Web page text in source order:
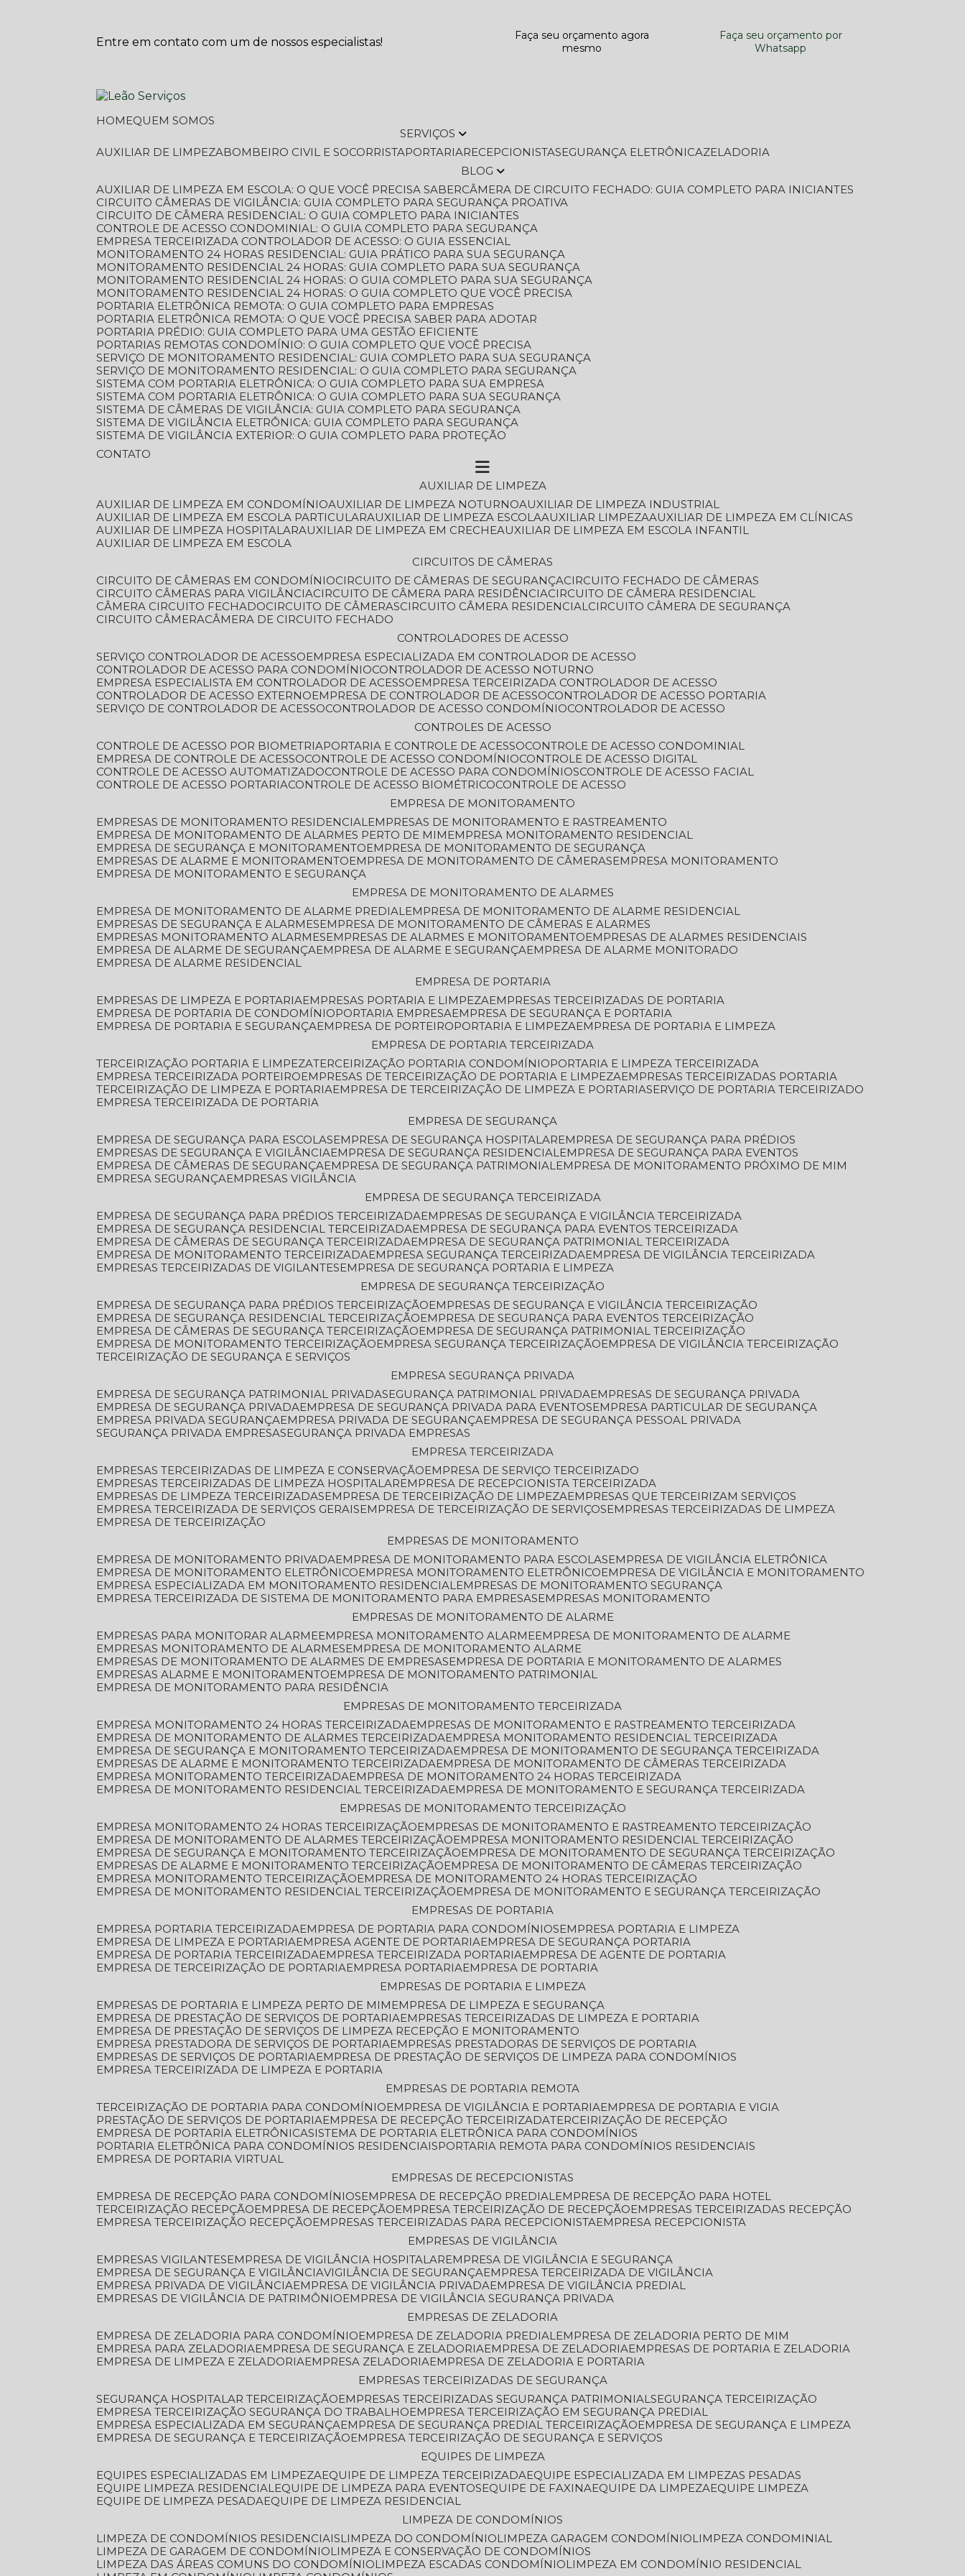
Entre em contato com um de nossos especialistas!
Faça seu orçamento agora
mesmo
Faça seu orçamento por
Whatsapp
HOME
QUEM SOMOS
SERVIÇOS
AUXILIAR DE LIMPEZA
BOMBEIRO CIVIL E SOCORRISTA PORTARIA RECEPCIONISTA SEGURANÇA ELETRÔNICA
ZELADORIA
BLOG
AUXILIAR DE LIMPEZA EM ESCOLA: O QUE VOCÊ PRECISA SABER
CÂMERA DE CIRCUITO FECHADO: GUIA COMPLETO PARA INICIANTES
CIRCUITO CÂMERAS DE VIGILÂNCIA: GUIA COMPLETO PARA SEGURANÇA PROATIVA
CIRCUITO DE CÂMERA RESIDENCIAL: O GUIA COMPLETO PARA INICIANTES
CONTROLE DE ACESSO CONDOMINIAL: O GUIA COMPLETO PARA SEGURANÇA
EMPRESA TERCEIRIZADA CONTROLADOR DE ACESSO: O GUIA ESSENCIAL
MONITORAMENTO 24 HORAS RESIDENCIAL: GUIA PRÁTICO PARA SUA SEGURANÇA
MONITORAMENTO RESIDENCIAL 24 HORAS: GUIA COMPLETO PARA SUA SEGURANÇA
MONITORAMENTO RESIDENCIAL 24 HORAS: O GUIA COMPLETO PARA SUA SEGURANÇA
MONITORAMENTO RESIDENCIAL 24 HORAS: O GUIA COMPLETO QUE VOCÊ PRECISA
PORTARIA ELETRÔNICA REMOTA: O GUIA COMPLETO PARA EMPRESAS
PORTARIA ELETRÔNICA REMOTA: O QUE VOCÊ PRECISA SABER PARA ADOTAR
PORTARIA PRÉDIO: GUIA COMPLETO PARA UMA GESTÃO EFICIENTE
PORTARIAS REMOTAS CONDOMÍNIO: O GUIA COMPLETO QUE VOCÊ PRECISA
SERVIÇO DE MONITORAMENTO RESIDENCIAL: GUIA COMPLETO PARA SUA SEGURANÇA
SERVIÇO DE MONITORAMENTO RESIDENCIAL: O GUIA COMPLETO PARA SEGURANÇA
SISTEMA COM PORTARIA ELETRÔNICA: O GUIA COMPLETO PARA SUA EMPRESA
SISTEMA COM PORTARIA ELETRÔNICA: O GUIA COMPLETO PARA SUA SEGURANÇA
SISTEMA DE CÂMERAS DE VIGILÂNCIA: GUIA COMPLETO PARA SEGURANÇA
SISTEMA DE VIGILÂNCIA ELETRÔNICA: GUIA COMPLETO PARA SEGURANÇA
SISTEMA DE VIGILÂNCIA EXTERIOR: O GUIA COMPLETO PARA PROTEÇÃO
CONTATO
AUXILIAR DE LIMPEZA
AUXILIAR DE LIMPEZA EM CONDOMÍNIO
AUXILIAR DE LIMPEZA NOTURNO
AUXILIAR DE LIMPEZA INDUSTRIAL
AUXILIAR DE LIMPEZA EM ESCOLA PARTICULAR
AUXILIAR DE LIMPEZA ESCOLA AUXILIAR LIMPEZA
AUXILIAR DE LIMPEZA EM CLÍNICAS
AUXILIAR DE LIMPEZA HOSPITALAR
AUXILIAR DE LIMPEZA EM CRECHE
AUXILIAR DE LIMPEZA EM ESCOLA INFANTIL
AUXILIAR DE LIMPEZA EM ESCOLA
CIRCUITOS DE CÂMERAS
CIRCUITO DE CÂMERAS EM CONDOMÍNIO
CIRCUITO DE CÂMERAS DE SEGURANÇA
CIRCUITO FECHADO DE CÂMERAS
CIRCUITO CÂMERAS PARA VIGILÂNCIA
CIRCUITO DE CÂMERA PARA RESIDÊNCIA
CIRCUITO DE CÂMERA RESIDENCIAL
CÂMERA CIRCUITO FECHADO
CIRCUITO DE CÂMERAS CIRCUITO CÂMERA RESIDENCIAL
CIRCUITO CÂMERA DE SEGURANÇA
CIRCUITO CÂMERA
CÂMERA DE CIRCUITO FECHADO
CONTROLADORES DE ACESSO
SERVIÇO CONTROLADOR DE ACESSO
EMPRESA ESPECIALIZADA EM CONTROLADOR DE ACESSO
CONTROLADOR DE ACESSO PARA CONDOMÍNIO
CONTROLADOR DE ACESSO NOTURNO
EMPRESA ESPECIALISTA EM CONTROLADOR DE ACESSO
EMPRESA TERCEIRIZADA CONTROLADOR DE ACESSO
CONTROLADOR DE ACESSO EXTERNO
EMPRESA DE CONTROLADOR DE ACESSO
CONTROLADOR DE ACESSO PORTARIA
SERVIÇO DE CONTROLADOR DE ACESSO
CONTROLADOR DE ACESSO CONDOMÍNIO
CONTROLADOR DE ACESSO
CONTROLES DE ACESSO
CONTROLE DE ACESSO POR BIOMETRIA
PORTARIA E CONTROLE DE ACESSO
CONTROLE DE ACESSO CONDOMINIAL
EMPRESA DE CONTROLE DE ACESSO
CONTROLE DE ACESSO CONDOMÍNIO
CONTROLE DE ACESSO DIGITAL
CONTROLE DE ACESSO AUTOMATIZADO
CONTROLE DE ACESSO PARA CONDOMÍNIOS
CONTROLE DE ACESSO FACIAL
CONTROLE DE ACESSO PORTARIA CONTROLE DE ACESSO BIOMÉTRICO
CONTROLE DE ACESSO
EMPRESA DE MONITORAMENTO
EMPRESAS DE MONITORAMENTO RESIDENCIAL
EMPRESAS DE MONITORAMENTO E RASTREAMENTO
EMPRESA DE MONITORAMENTO DE ALARMES PERTO DE MIM
EMPRESA MONITORAMENTO RESIDENCIAL
EMPRESA DE SEGURANÇA E MONITORAMENTO
EMPRESA DE MONITORAMENTO DE SEGURANÇA
EMPRESAS DE ALARME E MONITORAMENTO
EMPRESA DE MONITORAMENTO DE CÂMERAS
EMPRESA MONITORAMENTO
EMPRESA DE MONITORAMENTO E SEGURANÇA
EMPRESA DE MONITORAMENTO DE ALARMES
EMPRESA DE MONITORAMENTO DE ALARME PREDIAL
EMPRESA DE MONITORAMENTO DE ALARME RESIDENCIAL
EMPRESAS DE SEGURANÇA E ALARMES
EMPRESA DE MONITORAMENTO DE CÂMERAS E ALARMES
EMPRESAS MONITORAMENTO ALARMES
EMPRESAS DE ALARMES E MONITORAMENTO
EMPRESAS DE ALARMES RESIDENCIAIS
EMPRESA DE ALARME DE SEGURANÇA
EMPRESA DE ALARME E SEGURANÇA
EMPRESA DE ALARME MONITORADO
EMPRESA DE ALARME RESIDENCIAL
EMPRESA DE PORTARIA
EMPRESAS DE LIMPEZA E PORTARIA
EMPRESAS PORTARIA E LIMPEZA
EMPRESAS TERCEIRIZADAS DE PORTARIA
EMPRESA DE PORTARIA DE CONDOMÍNIO
PORTARIA EMPRESA
EMPRESA DE SEGURANÇA E PORTARIA
EMPRESA DE PORTARIA E SEGURANÇA
EMPRESA DE PORTEIRO PORTARIA E LIMPEZA
EMPRESA DE PORTARIA E LIMPEZA
EMPRESA DE PORTARIA TERCEIRIZADA
TERCEIRIZAÇÃO PORTARIA E LIMPEZA TERCEIRIZAÇÃO PORTARIA CONDOMÍNIO
PORTARIA E LIMPEZA TERCEIRIZADA
EMPRESA TERCEIRIZADA PORTEIRO
EMPRESAS DE TERCEIRIZAÇÃO DE PORTARIA E LIMPEZA
EMPRESAS TERCEIRIZADAS PORTARIA
TERCEIRIZAÇÃO DE LIMPEZA E PORTARIA
EMPRESA DE TERCEIRIZAÇÃO DE LIMPEZA E PORTARIA SERVIÇO DE PORTARIA TERCEIRIZADO
EMPRESA TERCEIRIZADA DE PORTARIA
EMPRESA DE SEGURANÇA
EMPRESA DE SEGURANÇA PARA ESCOLAS
EMPRESA DE SEGURANÇA HOSPITALAR
EMPRESA DE SEGURANÇA PARA PRÉDIOS
EMPRESAS DE SEGURANÇA E VIGILÂNCIA
EMPRESA DE SEGURANÇA RESIDENCIAL
EMPRESA DE SEGURANÇA PARA EVENTOS
EMPRESA DE CÂMERAS DE SEGURANÇA
EMPRESA DE SEGURANÇA PATRIMONIAL
EMPRESA DE MONITORAMENTO PRÓXIMO DE MIM
EMPRESA SEGURANÇA
EMPRESAS VIGILÂNCIA
EMPRESA DE SEGURANÇA TERCEIRIZADA
EMPRESA DE SEGURANÇA PARA PRÉDIOS TERCEIRIZADA
EMPRESAS DE SEGURANÇA E VIGILÂNCIA TERCEIRIZADA
EMPRESA DE SEGURANÇA RESIDENCIAL TERCEIRIZADA
EMPRESA DE SEGURANÇA PARA EVENTOS TERCEIRIZADA
EMPRESA DE CÂMERAS DE SEGURANÇA TERCEIRIZADA
EMPRESA DE SEGURANÇA PATRIMONIAL TERCEIRIZADA
EMPRESA DE MONITORAMENTO TERCEIRIZADA
EMPRESA SEGURANÇA TERCEIRIZADA
EMPRESA DE VIGILÂNCIA TERCEIRIZADA
EMPRESAS TERCEIRIZADAS DE VIGILANTES
EMPRESA DE SEGURANÇA PORTARIA E LIMPEZA
EMPRESA DE SEGURANÇA TERCEIRIZAÇÃO
EMPRESA DE SEGURANÇA PARA PRÉDIOS TERCEIRIZAÇÃO
EMPRESAS DE SEGURANÇA E VIGILÂNCIA TERCEIRIZAÇÃO
EMPRESA DE SEGURANÇA RESIDENCIAL TERCEIRIZAÇÃO
EMPRESA DE SEGURANÇA PARA EVENTOS TERCEIRIZAÇÃO
EMPRESA DE CÂMERAS DE SEGURANÇA TERCEIRIZAÇÃO
EMPRESA DE SEGURANÇA PATRIMONIAL TERCEIRIZAÇÃO
EMPRESA DE MONITORAMENTO TERCEIRIZAÇÃO
EMPRESA SEGURANÇA TERCEIRIZAÇÃO
EMPRESA DE VIGILÂNCIA TERCEIRIZAÇÃO
TERCEIRIZAÇÃO DE SEGURANÇA E SERVIÇOS
EMPRESA SEGURANÇA PRIVADA
EMPRESA DE SEGURANÇA PATRIMONIAL PRIVADA SEGURANÇA PATRIMONIAL PRIVADA
EMPRESAS DE SEGURANÇA PRIVADA
EMPRESA DE SEGURANÇA PRIVADA
EMPRESA DE SEGURANÇA PRIVADA PARA EVENTOS
EMPRESA PARTICULAR DE SEGURANÇA
EMPRESA PRIVADA SEGURANÇA
EMPRESA PRIVADA DE SEGURANÇA
EMPRESA DE SEGURANÇA PESSOAL PRIVADA
SEGURANÇA PRIVADA EMPRESA SEGURANÇA PRIVADA EMPRESAS
EMPRESA TERCEIRIZADA
EMPRESAS TERCEIRIZADAS DE LIMPEZA E CONSERVAÇÃO
EMPRESA DE SERVIÇO TERCEIRIZADO
EMPRESAS TERCEIRIZADAS DE LIMPEZA HOSPITALAR
EMPRESA DE RECEPCIONISTA TERCEIRIZADA
EMPRESAS DE LIMPEZA TERCEIRIZADAS
EMPRESA DE TERCEIRIZAÇÃO DE LIMPEZA
EMPRESAS QUE TERCEIRIZAM SERVIÇOS
EMPRESA TERCEIRIZADA DE SERVIÇOS GERAIS
EMPRESA DE TERCEIRIZAÇÃO DE SERVIÇOS
EMPRESAS TERCEIRIZADAS DE LIMPEZA
EMPRESA DE TERCEIRIZAÇÃO
EMPRESAS DE MONITORAMENTO
EMPRESA DE MONITORAMENTO PRIVADA
EMPRESA DE MONITORAMENTO PARA ESCOLAS
EMPRESA DE VIGILÂNCIA ELETRÔNICA
EMPRESA DE MONITORAMENTO ELETRÔNICO
EMPRESA MONITORAMENTO ELETRÔNICO
EMPRESA DE VIGILÂNCIA E MONITORAMENTO
EMPRESA ESPECIALIZADA EM MONITORAMENTO RESIDENCIAL
EMPRESAS DE MONITORAMENTO SEGURANÇA
EMPRESA TERCEIRIZADA DE SISTEMA DE MONITORAMENTO PARA EMPRESAS
EMPRESAS MONITORAMENTO
EMPRESAS DE MONITORAMENTO DE ALARME
EMPRESAS PARA MONITORAR ALARME
EMPRESA MONITORAMENTO ALARME
EMPRESA DE MONITORAMENTO DE ALARME
EMPRESAS MONITORAMENTO DE ALARMES
EMPRESA DE MONITORAMENTO ALARME
EMPRESAS DE MONITORAMENTO DE ALARMES DE EMPRESAS
EMPRESA DE PORTARIA E MONITORAMENTO DE ALARMES
EMPRESAS ALARME E MONITORAMENTO
EMPRESA DE MONITORAMENTO PATRIMONIAL
EMPRESA DE MONITORAMENTO PARA RESIDÊNCIA
EMPRESAS DE MONITORAMENTO TERCEIRIZADA
EMPRESA MONITORAMENTO 24 HORAS TERCEIRIZADA
EMPRESAS DE MONITORAMENTO E RASTREAMENTO TERCEIRIZADA
EMPRESA DE MONITORAMENTO DE ALARMES TERCEIRIZADA
EMPRESA MONITORAMENTO RESIDENCIAL TERCEIRIZADA
EMPRESA DE SEGURANÇA E MONITORAMENTO TERCEIRIZADA
EMPRESA DE MONITORAMENTO DE SEGURANÇA TERCEIRIZADA
EMPRESAS DE ALARME E MONITORAMENTO TERCEIRIZADA
EMPRESA DE MONITORAMENTO DE CÂMERAS TERCEIRIZADA
EMPRESA MONITORAMENTO TERCEIRIZADA
EMPRESA DE MONITORAMENTO 24 HORAS TERCEIRIZADA
EMPRESA DE MONITORAMENTO RESIDENCIAL TERCEIRIZADA
EMPRESA DE MONITORAMENTO E SEGURANÇA TERCEIRIZADA
EMPRESAS DE MONITORAMENTO TERCEIRIZAÇÃO
EMPRESA MONITORAMENTO 24 HORAS TERCEIRIZAÇÃO
EMPRESAS DE MONITORAMENTO E RASTREAMENTO TERCEIRIZAÇÃO
EMPRESA DE MONITORAMENTO DE ALARMES TERCEIRIZAÇÃO
EMPRESA MONITORAMENTO RESIDENCIAL TERCEIRIZAÇÃO
EMPRESA DE SEGURANÇA E MONITORAMENTO TERCEIRIZAÇÃO
EMPRESA DE MONITORAMENTO DE SEGURANÇA TERCEIRIZAÇÃO
EMPRESAS DE ALARME E MONITORAMENTO TERCEIRIZAÇÃO
EMPRESA DE MONITORAMENTO DE CÂMERAS TERCEIRIZAÇÃO
EMPRESA MONITORAMENTO TERCEIRIZAÇÃO
EMPRESA DE MONITORAMENTO 24 HORAS TERCEIRIZAÇÃO
EMPRESA DE MONITORAMENTO RESIDENCIAL TERCEIRIZAÇÃO
EMPRESA DE MONITORAMENTO E SEGURANÇA TERCEIRIZAÇÃO
EMPRESAS DE PORTARIA
EMPRESA PORTARIA TERCEIRIZADA
EMPRESA DE PORTARIA PARA CONDOMÍNIOS
EMPRESA PORTARIA E LIMPEZA
EMPRESA DE LIMPEZA E PORTARIA
EMPRESA AGENTE DE PORTARIA
EMPRESA DE SEGURANÇA PORTARIA
EMPRESA DE PORTARIA TERCEIRIZADA
EMPRESA TERCEIRIZADA PORTARIA
EMPRESA DE AGENTE DE PORTARIA
EMPRESA DE TERCEIRIZAÇÃO DE PORTARIA
EMPRESA PORTARIA
EMPRESA DE PORTARIA
EMPRESAS DE PORTARIA E LIMPEZA
EMPRESAS DE PORTARIA E LIMPEZA PERTO DE MIM
EMPRESA DE LIMPEZA E SEGURANÇA
EMPRESA DE PRESTAÇÃO DE SERVIÇOS DE PORTARIA
EMPRESAS TERCEIRIZADAS DE LIMPEZA E PORTARIA
EMPRESA DE PRESTAÇÃO DE SERVIÇOS DE LIMPEZA RECEPÇÃO E MONITORAMENTO
EMPRESA PRESTADORA DE SERVIÇOS DE PORTARIA
EMPRESAS PRESTADORAS DE SERVIÇOS DE PORTARIA
EMPRESAS DE SERVIÇOS DE PORTARIA
EMPRESA DE PRESTAÇÃO DE SERVIÇOS DE LIMPEZA PARA CONDOMÍNIOS
EMPRESA TERCEIRIZADA DE LIMPEZA E PORTARIA
EMPRESAS DE PORTARIA REMOTA
TERCEIRIZAÇÃO DE PORTARIA PARA CONDOMÍNIO
EMPRESA DE VIGILÂNCIA E PORTARIA
EMPRESA DE PORTARIA E VIGIA
PRESTAÇÃO DE SERVIÇOS DE PORTARIA
EMPRESA DE RECEPÇÃO TERCEIRIZADA TERCEIRIZAÇÃO DE RECEPÇÃO
EMPRESA DE PORTARIA ELETRÔNICA SISTEMA DE PORTARIA ELETRÔNICA PARA CONDOMÍNIOS
PORTARIA ELETRÔNICA PARA CONDOMÍNIOS RESIDENCIAIS
PORTARIA REMOTA PARA CONDOMÍNIOS RESIDENCIAIS
EMPRESA DE PORTARIA VIRTUAL
EMPRESAS DE RECEPCIONISTAS
EMPRESA DE RECEPÇÃO PARA CONDOMÍNIOS
EMPRESA DE RECEPÇÃO PREDIAL
EMPRESA DE RECEPÇÃO PARA HOTEL
TERCEIRIZAÇÃO RECEPÇÃO
EMPRESA DE RECEPÇÃO EMPRESA TERCEIRIZAÇÃO DE RECEPÇÃO
EMPRESAS TERCEIRIZADAS RECEPÇÃO
EMPRESA TERCEIRIZAÇÃO RECEPÇÃO
EMPRESAS TERCEIRIZADAS PARA RECEPCIONISTA
EMPRESA RECEPCIONISTA
EMPRESAS DE VIGILÂNCIA
EMPRESAS VIGILANTES
EMPRESA DE VIGILÂNCIA HOSPITALAR
EMPRESA DE VIGILÂNCIA E SEGURANÇA
EMPRESA DE SEGURANÇA E VIGILÂNCIA VIGILÂNCIA DE SEGURANÇA
EMPRESA TERCEIRIZADA DE VIGILÂNCIA
EMPRESA PRIVADA DE VIGILÂNCIA
EMPRESA DE VIGILÂNCIA PRIVADA
EMPRESA DE VIGILÂNCIA PREDIAL
EMPRESAS DE VIGILÂNCIA DE PATRIMÔNIO
EMPRESA DE VIGILÂNCIA SEGURANÇA PRIVADA
EMPRESAS DE ZELADORIA
EMPRESA DE ZELADORIA PARA CONDOMÍNIO
EMPRESA DE ZELADORIA PREDIAL
EMPRESA DE ZELADORIA PERTO DE MIM
EMPRESA PARA ZELADORIA
EMPRESA DE SEGURANÇA E ZELADORIA EMPRESA DE ZELADORIA
EMPRESAS DE PORTARIA E ZELADORIA
EMPRESA DE LIMPEZA E ZELADORIA
EMPRESA ZELADORIA
EMPRESA DE ZELADORIA E PORTARIA
EMPRESAS TERCEIRIZADAS DE SEGURANÇA
SEGURANÇA HOSPITALAR TERCEIRIZAÇÃO
EMPRESAS TERCEIRIZADAS SEGURANÇA PATRIMONIAL SEGURANÇA TERCEIRIZAÇÃO
EMPRESA TERCEIRIZAÇÃO SEGURANÇA DO TRABALHO
EMPRESA TERCEIRIZAÇÃO EM SEGURANÇA PREDIAL
EMPRESA ESPECIALIZADA EM SEGURANÇA
EMPRESA DE SEGURANÇA PREDIAL TERCEIRIZAÇÃO
EMPRESA DE SEGURANÇA E LIMPEZA
EMPRESA DE SEGURANÇA E TERCEIRIZAÇÃO
EMPRESA TERCEIRIZAÇÃO DE SEGURANÇA E SERVIÇOS
EQUIPES DE LIMPEZA
EQUIPES ESPECIALIZADAS EM LIMPEZA EQUIPE DE LIMPEZA TERCEIRIZADA EQUIPE ESPECIALIZADA EM LIMPEZAS PESADAS
EQUIPE LIMPEZA RESIDENCIAL EQUIPE DE LIMPEZA PARA EVENTOS EQUIPE DE FAXINA EQUIPE DA LIMPEZA EQUIPE LIMPEZA
EQUIPE DE LIMPEZA PESADA EQUIPE DE LIMPEZA RESIDENCIAL
LIMPEZA DE CONDOMÍNIOS
LIMPEZA DE CONDOMÍNIOS RESIDENCIAIS
LIMPEZA DO CONDOMÍNIO LIMPEZA GARAGEM CONDOMÍNIO
LIMPEZA CONDOMINIAL
LIMPEZA DE GARAGEM DE CONDOMÍNIO
LIMPEZA E CONSERVAÇÃO DE CONDOMÍNIOS
LIMPEZA DAS ÁREAS COMUNS DO CONDOMÍNIO
LIMPEZA ESCADAS CONDOMÍNIO
LIMPEZA EM CONDOMÍNIO RESIDENCIAL